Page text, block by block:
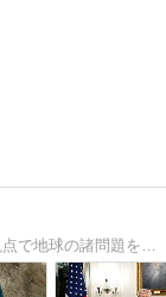
歴史学・神秘学・社会科学を駆使して宇宙視点で地球の諸問題を研究するサイトです。